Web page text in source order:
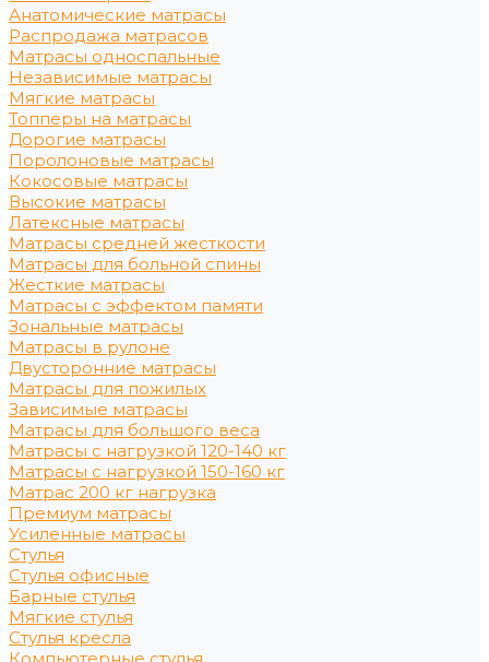
Анатомические матрасы
Распродажа матрасов
Матрасы односпальные
Независимые матрасы
Мягкие матрасы
Топперы на матрасы
Дорогие матрасы
Поролоновые матрасы
Кокосовые матрасы
Высокие матрасы
Латексные матрасы
Матрасы средней жесткости
Матрасы для больной спины
Жесткие матрасы
Матрасы с эффектом памяти
Зональные матрасы
Матрасы в рулоне
Двусторонние матрасы
Матрасы для пожилых
Зависимые матрасы
Матрасы для большого веса
Матрасы с нагрузкой 120-140 кг
Матрасы с нагрузкой 150-160 кг
Матрас 200 кг нагрузка
Премиум матрасы
Усиленные матрасы
Стулья
Стулья офисные
Барные стулья
Мягкие стулья
Стулья кресла